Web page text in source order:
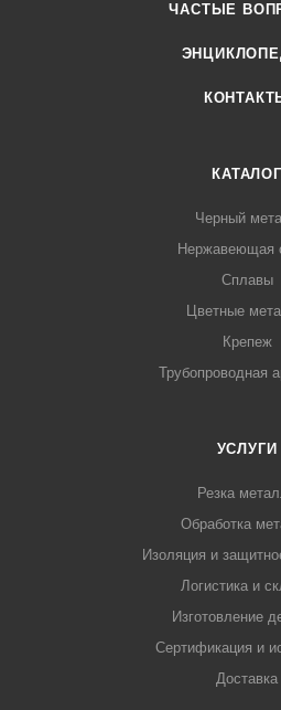
ЧАСТЫЕ
КАТАЛОГ
Черный
Нержавеющая
Сплавы
Цветные
Крепеж
Трубопроводная
УСЛУГИ
Резка
Обработка
Изоляция и
Логистика и
Изготовление
Сертификация и
Доставка